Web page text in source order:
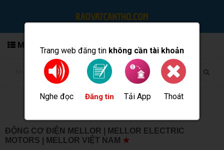
Trang web đăng tin không cần tài khoản
Nghe đọc Đăng tin Tải App Thoát
MENU
ĐỘNG CƠ ĐIỆN MELLOR | MELLOR ELECTRIC
MOTORS | MELLOR VIỆT NAM ★